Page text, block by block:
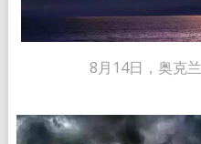
8月14日，奥克